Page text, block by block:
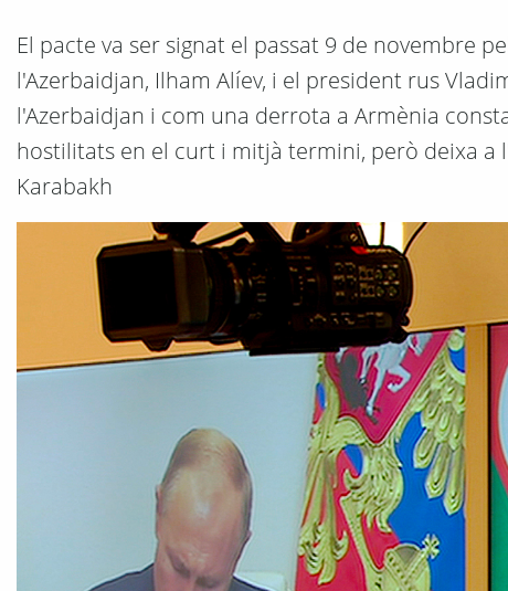
El pacte va ser signat el passat 9 de novembre
l'Azerbaidjan, Ilham Alíev, i el president rus
l'Azerbaidjan i com una derrota a Armènia
hostilitats en el curt i mitjà termini, però deixa
Karabakh